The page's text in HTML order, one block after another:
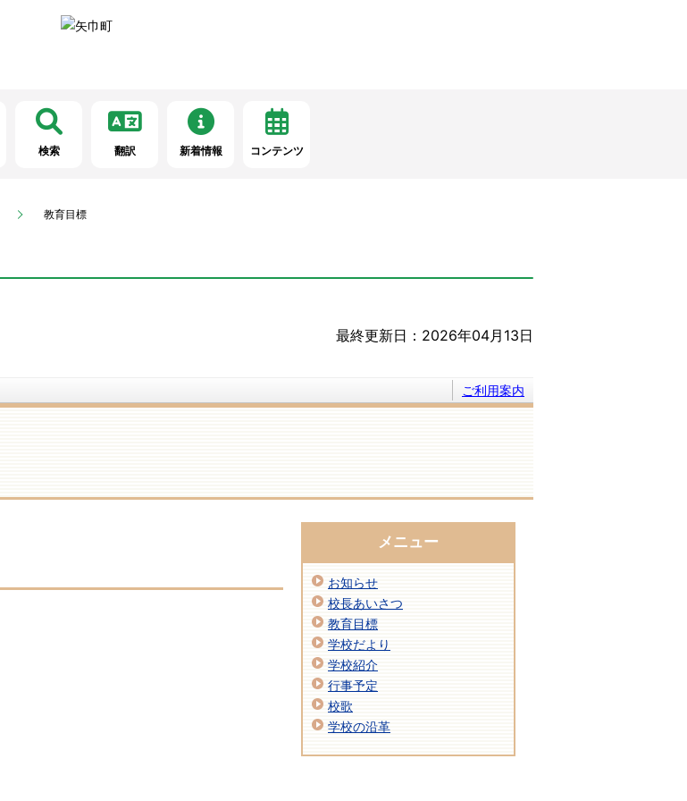
検索 翻訳 新着情報 コンテンツ
教育目標
最終更新日：2026年04月13日
ご利用案内
メニュー
お知らせ
校長あいさつ
教育目標
学校だより
学校紹介
行事予定
校歌
学校の沿革